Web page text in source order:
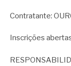
Contratante:
Inscrições